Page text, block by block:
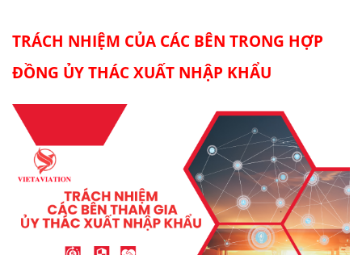
TRÁCH NHIỆM CỦA CÁC BÊN TRONG HỢP
ĐỒNG ỦY THÁC XUẤT NHẬP KHẨU